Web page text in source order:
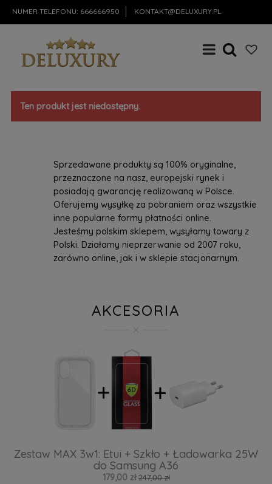
NUMER TELEFONU: 666666950 KONTAKT@DELUXURY.PL
Ten produkt jest niedostępny.
Sprzedawane produkty są 100% oryginalne,
przeznaczone na nasz, europejski rynek i
posiadają gwarancję realizowaną w Polsce.
Oferujemy wysyłkę za pobraniem oraz wszystkie
inne popularne formy płatności online.
Jesteśmy polskim sklepem, wysyłamy towary z
Polski. Działamy nieprzerwanie od 2007 roku,
zarówno online, jak i w sklepie stacjonarnym.
AKCESORIA
Zestaw MAX 3w1: Etui + Szkło + Ładowarka 25W
do Samsung A36
179,00 zł 247,00 zł